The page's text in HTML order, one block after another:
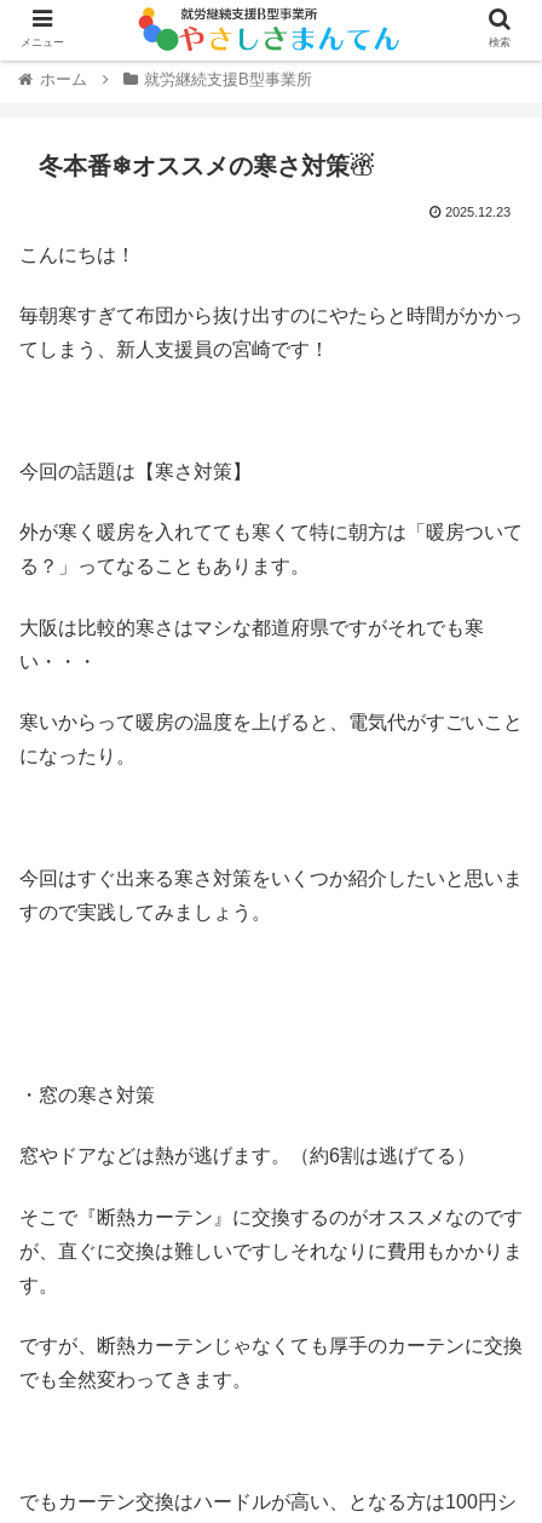
ホーム 就労継続支援B型事業所
冬本番❄オススメの寒さ対策☃
2025.12.23
こんにちは！
毎朝寒すぎて布団から抜け出すのにやたらと時間がかかっ
てしまう、新人支援員の宮崎です！
今回の話題は【寒さ対策】
外が寒く暖房を入れてても寒くて特に朝方は「暖房ついて
る？」ってなることもあります。
大阪は比較的寒さはマシな都道府県ですがそれでも寒
い・・・
寒いからって暖房の温度を上げると、電気代がすごいこと
になったり。
今回はすぐ出来る寒さ対策をいくつか紹介したいと思いま
すので実践してみましょう。
・窓の寒さ対策
窓やドアなどは熱が逃げます。（約6割は逃げてる）
そこで『断熱カーテン』に交換するのがオススメなのです
が、直ぐに交換は難しいですしそれなりに費用もかかりま
す。
ですが、断熱カーテンじゃなくても厚手のカーテンに交換
でも全然変わってきます。
でもカーテン交換はハードルが高い、となる方は100円シ
メニュー 検索